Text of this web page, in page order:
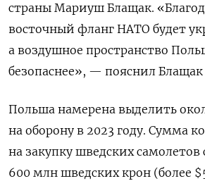
страны Мариуш Блащак.
восточный фланг НАТО будет
а воздушное пространство
безопаснее», — пояснил Блащак
Польша намерена выделить
на оборону в 2023 году. Сумма
на закупку шведских самолетов
600 млн шведских крон (более